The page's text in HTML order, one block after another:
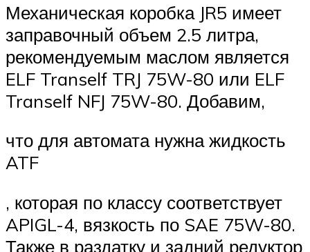
Механическая коробка JR5 имеет
заправочный объем 2.5 литра,
рекомендуемым маслом является
ELF Tranself TRJ 75W-80 или ELF
Tranself NFJ 75W-80. Добавим,
что для автомата нужна жидкость
ATF
, которая по классу соответствует
APIGL-4, вязкость по SAE 75W-80.
Также в раздатку и задний редуктор